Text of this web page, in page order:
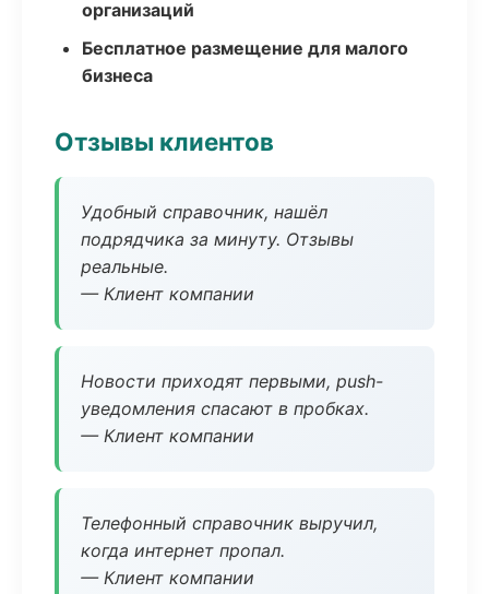
организаций
Бесплатное размещение для малого
бизнеса
Отзывы клиентов
Удобный справочник, нашёл
подрядчика за минуту. Отзывы
реальные.
— Клиент компании
Новости приходят первыми, push-
уведомления спасают в пробках.
— Клиент компании
Телефонный справочник выручил,
когда интернет пропал.
— Клиент компании